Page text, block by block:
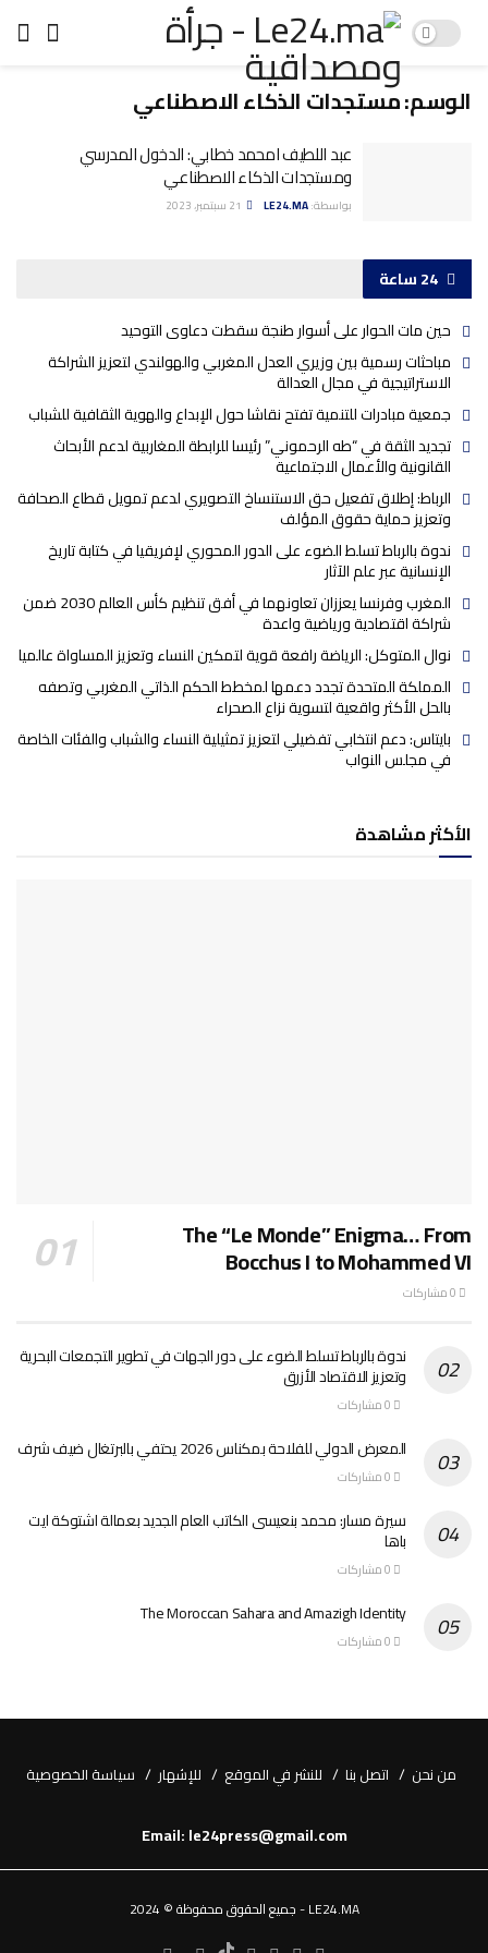
الوسم:مستجدات الذكاء الاصطناعي
عبد اللطيف امحمد خطابي: الدخول المدرسي
ومستجدات الذكاء الاصطناعي
بواسطة:LE24.MA
24 ساعة
حين مات الحوار على أسوار طنجة سقطت دعاوى التوحيد
مباحثات رسمية بين وزيري العدل المغربي والهولندي لتعزيز الشراكة
الاستراتيجية في مجال العدالة
جمعية مبادرات للتنمية تفتح نقاشا حول الإبداع والهوية الثقافية للشباب
تجديد الثقة في “طه الرحموني” رئيسا للرابطة المغاربية لدعم الأبحاث
القانونية والأعمال الاجتماعية
الرباط: إطلاق تفعيل حق الاستنساخ التصويري لدعم تمويل قطاع الصحافة
وتعزيز حماية حقوق المؤلف
ندوة بالرباط تسلط الضوء على الدور المحوري لإفريقيا في كتابة تاريخ
الإنسانية عبر علم الآثار
المغرب وفرنسا يعززان تعاونهما في أفق تنظيم كأس العالم 2030 ضمن
شراكة اقتصادية ورياضية واعدة
نوال المتوكل: الرياضة رافعة قوية لتمكين النساء وتعزيز المساواة عالميا
المملكة المتحدة تجدد دعمها لمخطط الحكم الذاتي المغربي وتصفه
بالحل الأكثر واقعية لتسوية نزاع الصحراء
بايتاس: دعم انتخابي تفضيلي لتعزيز تمثيلية النساء والشباب والفئات الخاصة
في مجلس النواب
الأكثر مشاهدة
The “Le Monde” Enigma… From
Bocchus I to Mohammed VI
ندوة بالرباط تسلط الضوء على دور الجهات في تطوير التجمعات البحرية
وتعزيز الاقتصاد الأزرق
المعرض الدولي للفلاحة بمكناس 2026 يحتفي بالبرتغال ضيف شرف
سيرة مسار: محمد بنعيسى الكاتب العام الجديد بعمالة اشتوكة ايت
باها
The Moroccan Sahara and Amazigh Identity
من نحن اتصل بنا للنشر في الموقع للإشهار سياسة الخصوصية
Email: le24press@gmail.com
LE24.MA - جميع الحقوق محفوظة © 2024